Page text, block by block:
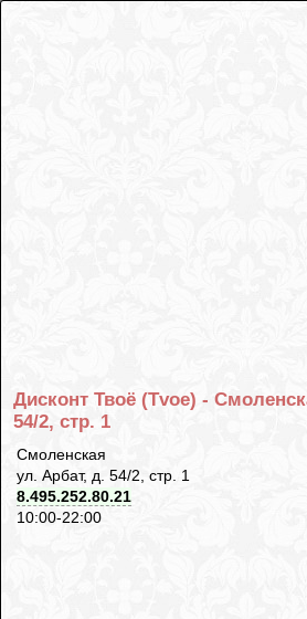
Дисконт Твоё (Tvoe) -
54/2, стр. 1
Смоленская
ул. Арбат, д. 54/2, стр. 1
8.495.252.80.21
10:00-22:00